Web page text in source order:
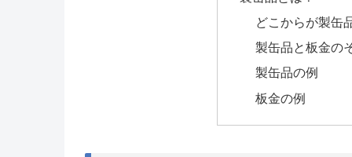
どこからが製缶
製缶品と板金の
製缶品の例
板金の例